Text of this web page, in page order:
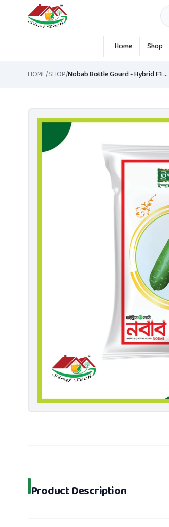
Skip to main content
Home Shop
HOME/SHOP/ Nobab Bottle Gourd - Hybrid F1 - নবাব হাইব্রিড লাউ
Product Description